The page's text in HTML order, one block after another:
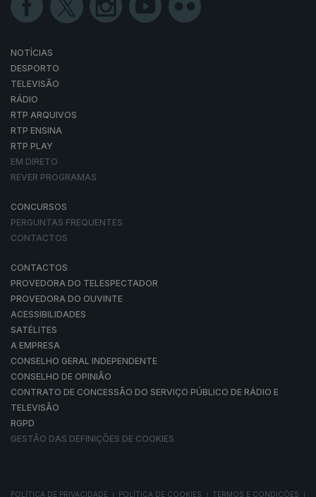
NOTÍCIAS
DESPORTO
TELEVISÃO
RÁDIO
RTP ARQUIVOS
RTP ENSINA
RTP PLAY
EM DIRETO
REVER PROGRAMAS
CONCURSOS
PERGUNTAS FREQUENTES
CONTACTOS
CONTACTOS
PROVEDORA DO TELESPECTADOR
PROVEDORA DO OUVINTE
ACESSIBILIDADES
SATÉLITES
A EMPRESA
CONSELHO GERAL INDEPENDENTE
CONSELHO DE OPINIÃO
CONTRATO DE CONCESSÃO DO SERVIÇO PÚBLICO DE RÁDIO E
TELEVISÃO
RGPD
GESTÃO DAS DEFINIÇÕES DE COOKIES
POLÍTICA DE PRIVACIDADE POLÍTICA DE COOKIES TERMOS E CONDIÇÕES